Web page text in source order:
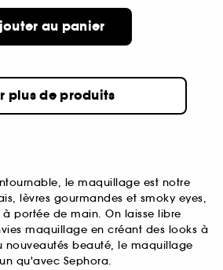
au panier
plus de produits
le maquillage est notre
lèvres gourmandes et smoky eyes,
portée de main. On laisse libre
maquillage en créant des looks à
nouveautés beauté, le maquillage
qu'avec Sephora.